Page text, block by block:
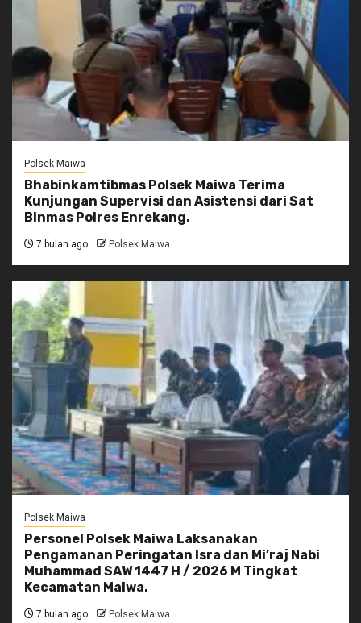
Polsek Maiwa
Bhabinkamtibmas Polsek Maiwa Terima
Kunjungan Supervisi dan Asistensi dari Sat
Binmas Polres Enrekang.
7 bulan ago Polsek Maiwa
Polsek Maiwa
Personel Polsek Maiwa Laksanakan
Pengamanan Peringatan Isra dan Mi’raj Nabi
Muhammad SAW 1447 H / 2026 M Tingkat
Kecamatan Maiwa.
7 bulan ago Polsek Maiwa